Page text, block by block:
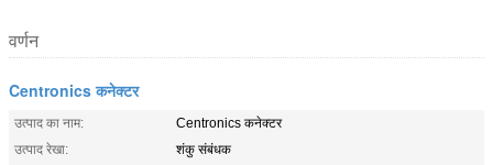
वर्णन
Centronics कनेक्टर
उत्पाद का नाम:
Centronics कनेक्टर
उत्पाद रेखा:
शंकु संबंधक